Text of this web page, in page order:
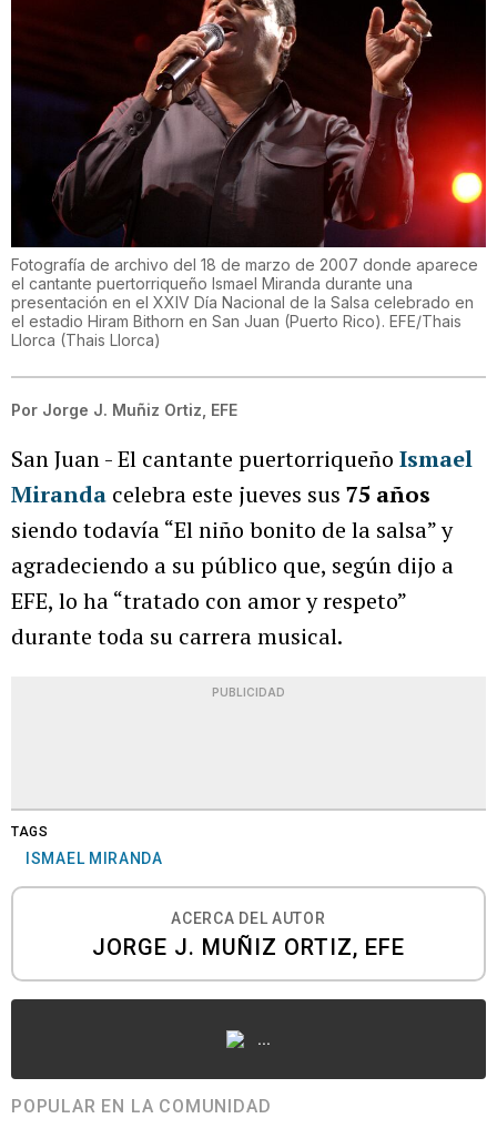
Fotografía de archivo del 18 de marzo de 2007 donde aparece
el cantante puertorriqueño Ismael Miranda durante una
presentación en el XXIV Día Nacional de la Salsa celebrado en
el estadio Hiram Bithorn en San Juan (Puerto Rico). EFE/Thais
Llorca (Thais Llorca)
Por Jorge J. Muñiz Ortiz, EFE
San Juan - El cantante puertorriqueño Ismael
Miranda celebra este jueves sus 75 años
siendo todavía “El niño bonito de la salsa” y
agradeciendo a su público que, según dijo a
EFE, lo ha “tratado con amor y respeto”
durante toda su carrera musical.
PUBLICIDAD
TAGS
ISMAEL MIRANDA
ACERCA DEL AUTOR
JORGE J. MUÑIZ ORTIZ, EFE
...
POPULAR EN LA COMUNIDAD